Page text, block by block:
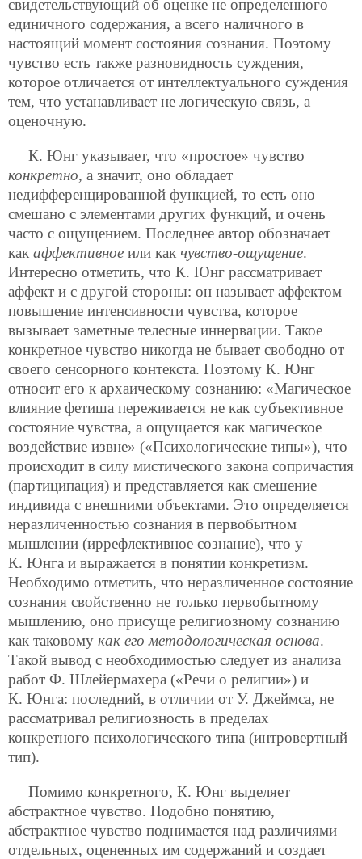
свидетельствующий об оценке не определенного
единичного содержания, а всего наличного в
настоящий момент состояния сознания. Поэтому
чувство есть также разновидность суждения,
которое отличается от интеллектуального суждения
тем, что устанавливает не логическую связь, а
оценочную.
К. Юнг указывает, что «простое» чувство
конкретно, а значит, оно обладает
недифференцированной функцией, то есть оно
смешано с элементами других функций, и очень
часто с ощущением. Последнее автор обозначает
как аффективное или как чувство-ощущение.
Интересно отметить, что К. Юнг рассматривает
аффект и с другой стороны: он называет аффектом
повышение интенсивности чувства, которое
вызывает заметные телесные иннервации. Такое
конкретное чувство никогда не бывает свободно от
своего сенсорного контекста. Поэтому К. Юнг
относит его к архаическому сознанию: «Магическое
влияние фетиша переживается не как субъективное
состояние чувства, а ощущается как магическое
воздействие извне» («Психологические типы»), что
происходит в силу мистического закона сопричастия
(партиципация) и представляется как смешение
индивида с внешними объектами. Это определяется
неразличенностью сознания в первобытном
мышлении (иррефлективное сознание), что у
К. Юнга и выражается в понятии конкретизм.
Необходимо отметить, что неразличенное состояние
сознания свойственно не только первобытному
мышлению, оно присуще религиозному сознанию
как таковому как его методологическая основа.
Такой вывод с необходимостью следует из анализа
работ Ф. Шлейермахера («Речи о религии») и
К. Юнга: последний, в отличии от У. Джеймса, не
рассматривал религиозность в пределах
конкретного психологического типа (интровертный
тип).
Помимо конкретного, К. Юнг выделяет
абстрактное чувство. Подобно понятию,
абстрактное чувство поднимается над различиями
отдельных, оцененных им содержаний и создает